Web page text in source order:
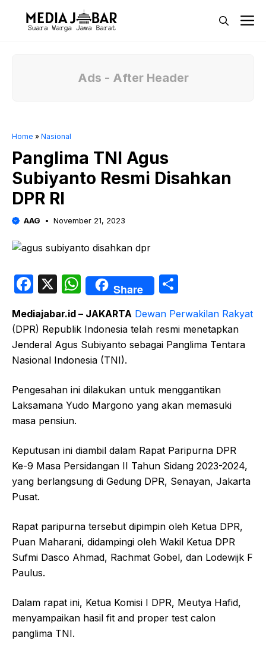
Ads - After Header
Home » Nasional
Panglima TNI Agus
Subiyanto Resmi Disahkan
DPR RI
AAG November 21, 2023
F
c
e
b
o
k
X
W
h
at
s
A
p
Share
ar
e
Mediajabar.id – JAKARTA Dewan Perwakilan Rakyat
(DPR) Republik Indonesia telah resmi menetapkan
Jenderal Agus Subiyanto sebagai Panglima Tentara
Nasional Indonesia (TNI).
Pengesahan ini dilakukan untuk menggantikan
Laksamana Yudo Margono yang akan memasuki
masa pensiun.
Keputusan ini diambil dalam Rapat Paripurna DPR
Ke-9 Masa Persidangan II Tahun Sidang 2023-2024,
yang berlangsung di Gedung DPR, Senayan, Jakarta
Pusat.
Rapat paripurna tersebut dipimpin oleh Ketua DPR,
Puan Maharani, didampingi oleh Wakil Ketua DPR
Sufmi Dasco Ahmad, Rachmat Gobel, dan Lodewijk F
Paulus.
Dalam rapat ini, Ketua Komisi I DPR, Meutya Hafid,
menyampaikan hasil fit and proper test calon
panglima TNI.